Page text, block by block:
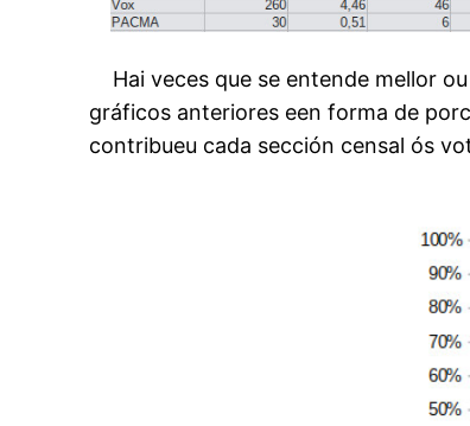
Hai veces que se entende mellor
gráficos anteriores een forma de
contribueu cada sección censal ós